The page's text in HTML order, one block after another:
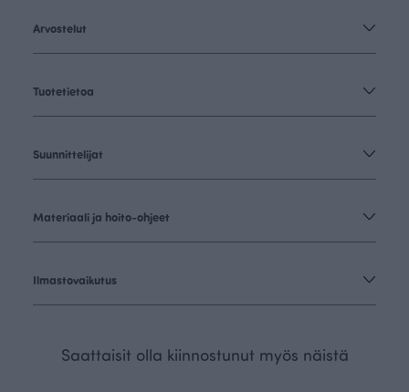
Arvostelut
Tuotetietoa
Suunnittelijat
Materiaali ja hoito-ohjeet
Ilmastovaikutus
Saattaisit olla kiinnostunut myös näistä